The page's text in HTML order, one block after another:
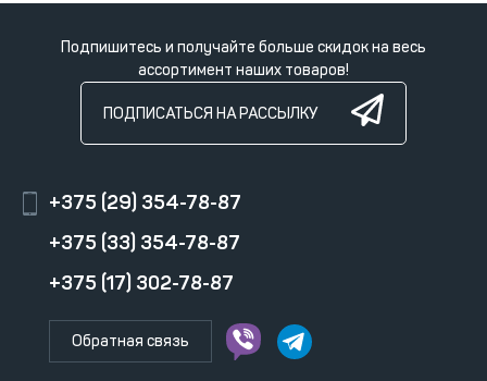
Подпишитесь и получайте больше скидок на весь
ассортимент наших товаров!
ПОДПИСАТЬСЯ НА РАССЫЛКУ
+375 (29) 354-78-87
+375 (33) 354-78-87
+375 (17) 302-78-87
Обратная связь